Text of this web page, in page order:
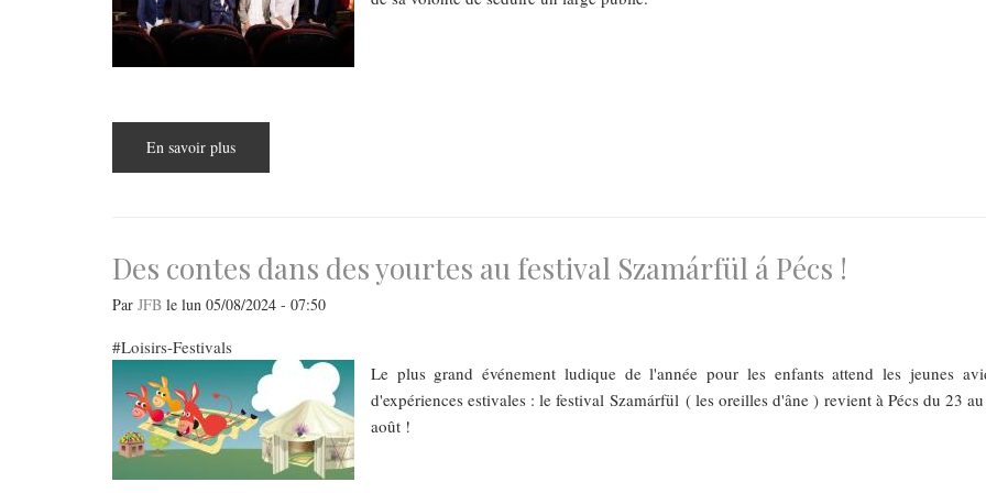
En savoir plus
Festival
Des contes dans des yourtes au festival Szamárfül á Pécs !
Par JFB le lun 05/08/2024 - 07:50
Loisirs-Festivals
Le plus grand événement ludique de l'année pour les enfants attend les jeunes
d'expériences estivales : le festival Szamárfül ( les oreilles d'âne ) revient à Pécs du 23
août !